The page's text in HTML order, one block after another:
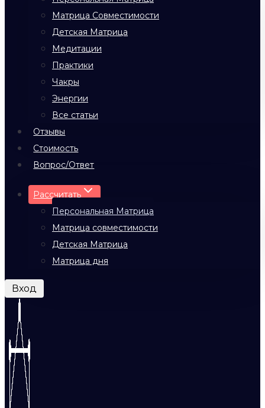
Матрица Совместимости
Детская Матрица
Медитации
Практики
Чакры
Энергии
Все статьи
Отзывы
Стоимость
Вопрос/Ответ
Рассчитать
Персональная Матрица
Матрица совместимости
Детская Матрица
Матрица дня
Вход